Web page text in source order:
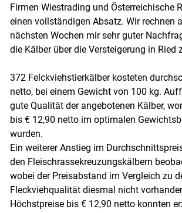
Firmen Wiestrading und Österreichische
einen vollständigen Absatz. Wir rechnen
nächsten Wochen mir sehr guter
die Kälber über die Versteigerung in Ried
372 Felckviehstierkälber kosteten
netto, bei einem Gewicht von 100 kg.
gute Qualität der angebotenen Kälber,
bis € 12,90 netto im optimalen
wurden.
Ein weiterer Anstieg im
den Fleischrassekreuzungskälbern
wobei der Preisabstand im Vergleich zu
Fleckviehqualität diesmal nicht
Höchstpreise bis € 12,90 netto konnten